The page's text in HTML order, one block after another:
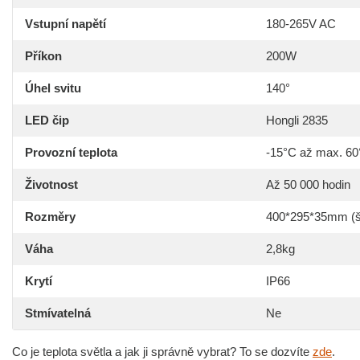
Vstupní napětí 180-265V AC
Příkon 200W
Úhel svitu 140°
LED čip Hongli 2835
Provozní teplota -15°C až max.
Životnost Až 50 000 hodin
Rozměry 400*295*35mm
Váha 2,8kg
Krytí IP66
Stmívatelná Ne
Co je teplota světla a jak ji správně vybrat? To se dozvíte zde.